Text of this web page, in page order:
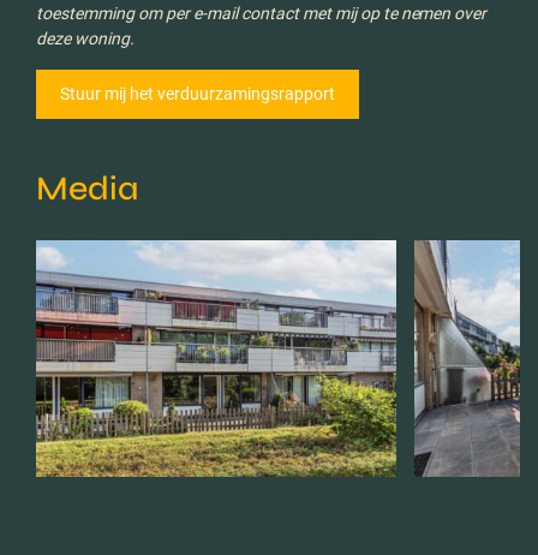
toestemming om per e-mail contact met mij op te nemen over
deze woning.
Media